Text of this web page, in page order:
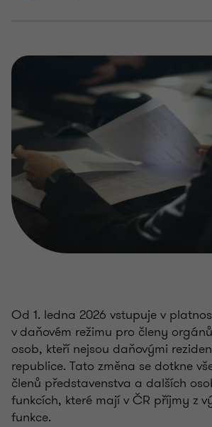
Od 1. ledna 2026 vstupuje v
v daňovém režimu pro členy
osob, kteří nejsou daňovými
republice. Tato změna se dotkne
členů představenstva a dalších
funkcích, které mají v ČR příjmy z
funkce.